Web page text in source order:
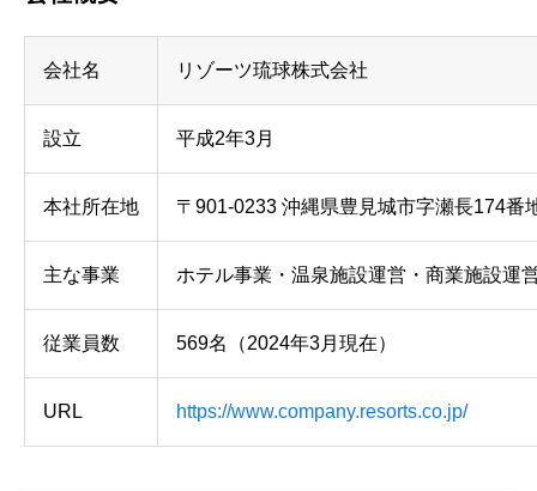
会社名 リゾーツ琉球株式会社
設立 平成2年3月
本社所在地 〒901-0233 沖縄県豊見城市字瀬長174番
主な事業 ホテル事業・温泉施設運営・商業施設運
従業員数 569名（2024年3月現在）
URL https://www.company.resorts.co.jp/